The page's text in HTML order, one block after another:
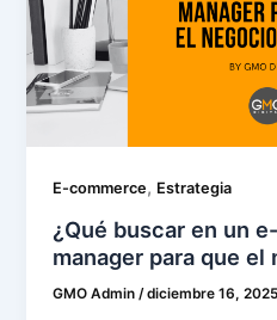
E-commerce, Estrategia
¿Qué buscar en un
manager para que el
GMO Admin /diciembre 16, 2025